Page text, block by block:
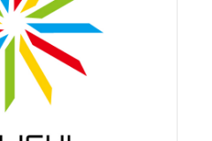
、今後についてのご案内を
要に応じてのお渡しとなり